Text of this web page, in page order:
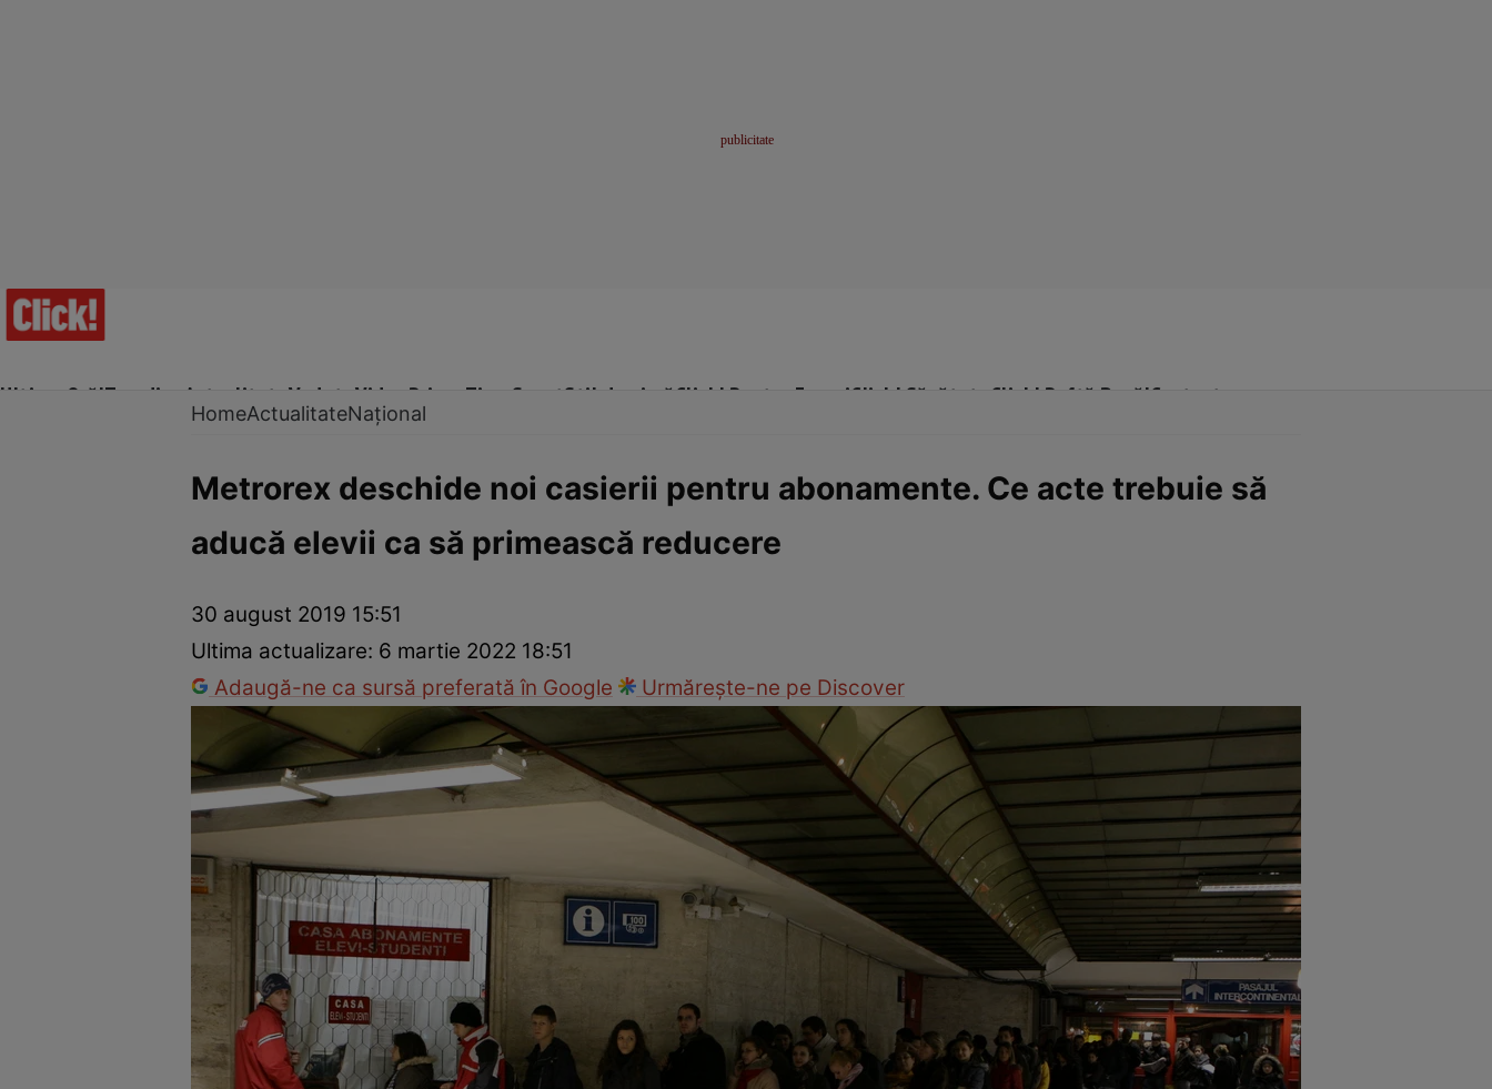
Ultima Oră!Trending Actualitate Vedete Video Prime Time SportStil de viațăClick! Pentru FemeiClick! Sănătate Click! Poftă Bună!Contact
InternaționalFapt diversTehnologieNaționalSport
HomeActualitateNațional
Metrorex deschide noi casierii pentru abonamente. Ce acte trebuie să
aducă elevii ca să primească reducere
30 august 2019 15:51
Ultima actualizare: 6 martie 2022 18:51
Adaugă-ne ca sursă preferată în Google
Urmărește-ne pe Discover